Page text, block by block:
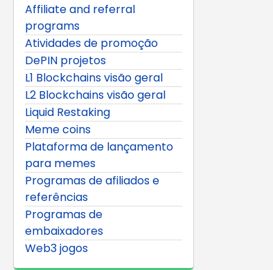
Affiliate and referral
programs
Atividades de promoção
DePIN projetos
L1 Blockchains visão geral
L2 Blockchains visão geral
Liquid Restaking
Meme coins
Plataforma de lançamento
para memes
Programas de afiliados e
referências
Programas de
embaixadores
Web3 jogos